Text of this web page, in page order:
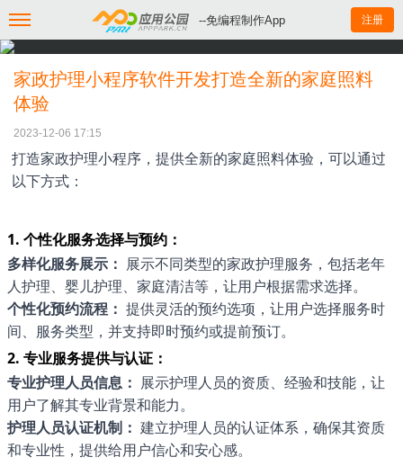
--免编程制作App 注册
家政护理小程序软件开发打造全新的家庭照料
体验
2023-12-06 17:15
打造家政护理小程序，提供全新的家庭照料体验，可以通过
以下方式：
1. 个性化服务选择与预约：
多样化服务展示： 展示不同类型的家政护理服务，包括老年
人护理、婴儿护理、家庭清洁等，让用户根据需求选择。
个性化预约流程： 提供灵活的预约选项，让用户选择服务时
间、服务类型，并支持即时预约或提前预订。
2. 专业服务提供与认证：
专业护理人员信息： 展示护理人员的资质、经验和技能，让
用户了解其专业背景和能力。
护理人员认证机制： 建立护理人员的认证体系，确保其资质
和专业性，提供给用户信心和安心感。